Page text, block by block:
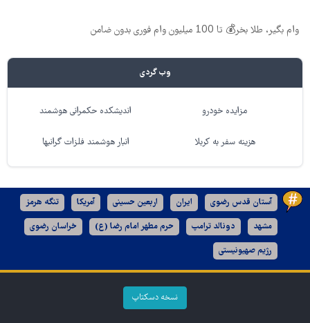
وام بگیر، طلا بخر💰 تا 100 میلیون وام فوری بدون ضامن
وب گردی
مزایده خودرو اندیشکده حکمرانی هوشمند
هزینه سفر به کربلا انبار هوشمند فلزات گرانبها
آستان قدس رضوی ایران اربعین حسینی آمریکا تنگه هرمز
مشهد دونالد ترامپ حرم مطهر امام رضا (ع) خراسان رضوی
رژیم صهیونیستی
نسخه دسکتاپ